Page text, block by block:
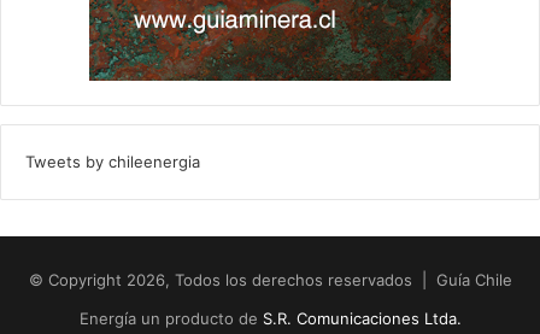
Tweets by chileenergia
© Copyright 2026, Todos los derechos reservados | Guía Chile
Energía un producto de S.R. Comunicaciones Ltda.